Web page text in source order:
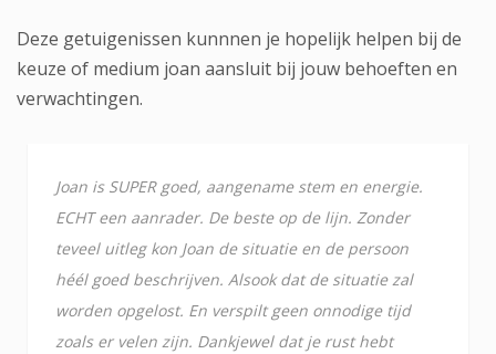
Deze getuigenissen kunnnen je hopelijk helpen bij de
keuze of medium joan aansluit bij jouw behoeften en
verwachtingen.
Joan is SUPER goed, aangename stem en energie.
ECHT een aanrader. De beste op de lijn. Zonder
teveel uitleg kon Joan de situatie en de persoon
héél goed beschrijven. Alsook dat de situatie zal
worden opgelost. En verspilt geen onnodige tijd
zoals er velen zijn. Dankjewel dat je rust hebt